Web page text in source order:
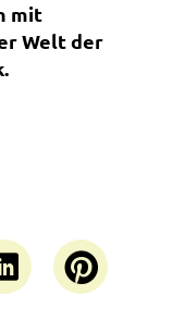
mit
Welt der